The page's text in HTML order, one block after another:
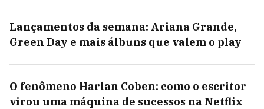
Lançamentos da semana: Ariana Grande,
Green Day e mais álbuns que valem o play
O fenômeno Harlan Coben: como o escritor
virou uma máquina de sucessos na Netflix